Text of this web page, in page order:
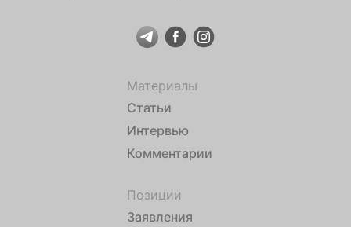
Материалы
Статьи
Интервью
Комментарии
Позиции
Заявления